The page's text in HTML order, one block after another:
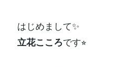
はじめまして✨
立花こころです⭐︎